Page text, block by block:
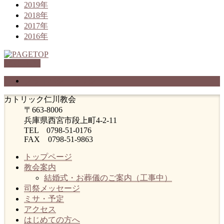
2019年
2018年
2017年
2016年
カトリック仁川教会
〒663-8006
兵庫県西宮市段上町4-2-11
TEL 0798-51-0176
FAX 0798-51-9863
トップページ
教会案内
結婚式・お葬儀のご案内（工事中）
司祭メッセージ
ミサ・予定
アクセス
はじめての方へ